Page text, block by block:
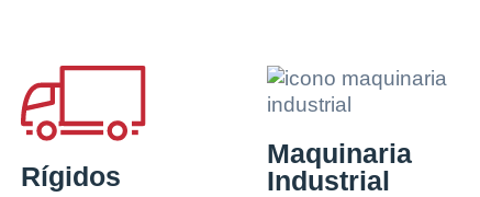
Rígidos
Maquinaria
Industrial